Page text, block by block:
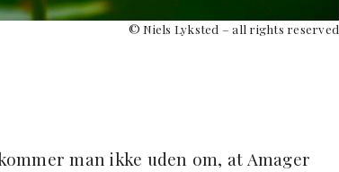
© Niels Lyksted – all rights reserved
man ikke uden om, at Amager